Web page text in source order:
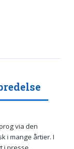
via den
i mange årtier. I